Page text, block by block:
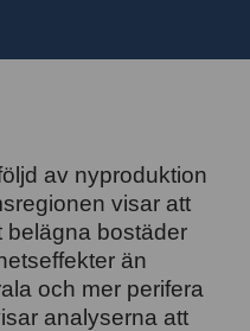
av nyproduktion
visar att
belägna bostäder
än
och mer perifera
analyserna att